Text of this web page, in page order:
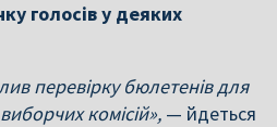
голосів у деяких
перевірку бюлетенів для
комісій», — йдеться